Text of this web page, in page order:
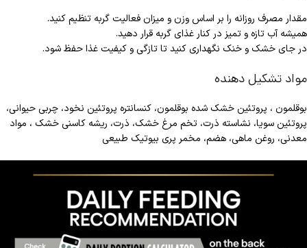
مقدار مصرف روزانه را بر اساس وزن و میزان فعالیت گربه تنظیم کنید.
همیشه آب تازه و تمیز در کنار غذای گربه قرار دهید.
در جای خشک و خنک نگهداری کنید تا تازگی و کیفیت غذا حفظ شود.
مواد تشکیل دهنده
بوقلمون ، پروتئین خشک شده بوقلمون، کنسانتره پروتئین نخود، چربی حیوانی،
پروتئین سویا، نشاسته ذرت، تخم مرغ خشک، ذرت، ریشه کاسنی خشک ، مواد
معدنی، روغن ماهی، هضم، مخمر پری بیوتیک طبیعی